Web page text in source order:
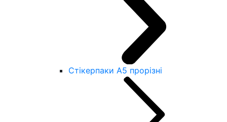
Стікерпаки А5 прорізні